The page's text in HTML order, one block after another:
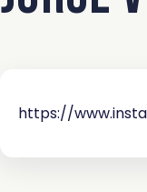
https://